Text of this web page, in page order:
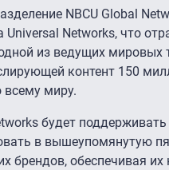
NBCU Global
Universal Networks, что
из ведущих мировых
контент 150
всему миру.
будет поддерживать
в вышеупомянутую
брендов, обеспечивая